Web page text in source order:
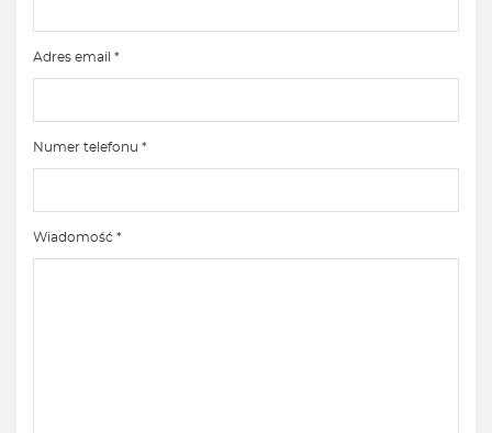
Adres email *
Numer telefonu *
Wiadomość *